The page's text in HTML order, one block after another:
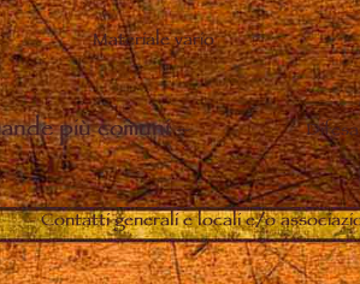
Materiale vario
più comuni–
Contatti generali e locali e/o